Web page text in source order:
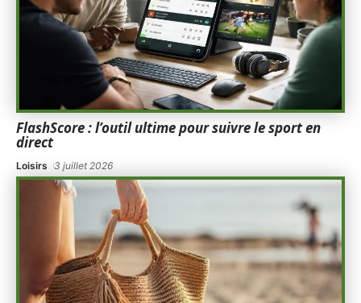
FlashScore : l’outil ultime pour suivre le sport en
direct
Loisirs 3 juillet 2026